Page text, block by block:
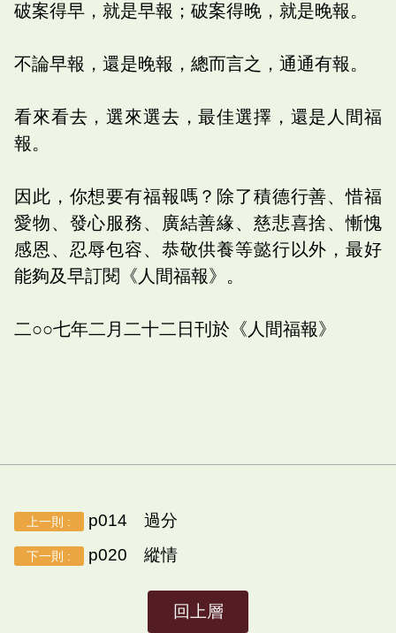
破案得早，就是早報；破案得晚，就是晚報。
不論早報，還是晚報，總而言之，通通有報。
看來看去，選來選去，最佳選擇，還是人間福
報。
因此，你想要有福報嗎？除了積德行善、惜福
愛物、發心服務、廣結善緣、慈悲喜捨、慚愧
感恩、忍辱包容、恭敬供養等懿行以外，最好
能夠及早訂閱《人間福報》。
二○○七年二月二十二日刊於《人間福報》
上一則 : p014 過分
下一則 : p020 縱情
回上層